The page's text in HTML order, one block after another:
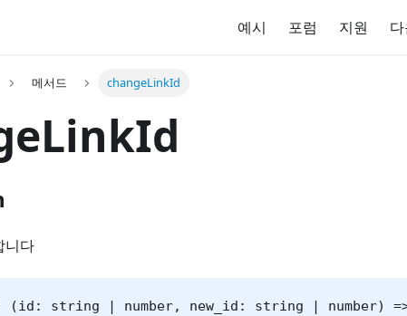
예시 포럼 지원
메서드 changeLinkId
니다
(id: string | number, new_id: string | number)